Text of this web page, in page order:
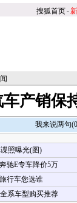
搜狐首页-
车产销保
我来说两句(0
照曝光(图)
驰E专车降价5万
行车您选谁
系车型购买推荐